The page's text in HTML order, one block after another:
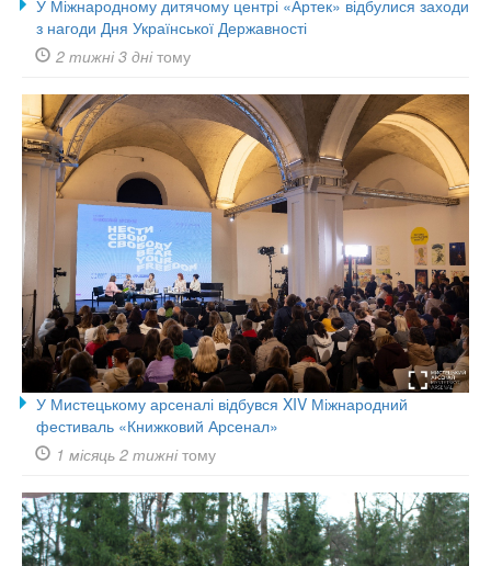
У Міжнародному дитячому центрі «Артек» відбулися заходи
з нагоди Дня Української Державності
2 тижні 3 днітому
У Мистецькому арсеналі відбувся XIV Міжнародний
фестиваль «Книжковий Арсенал»
1 місяць 2 тижнітому